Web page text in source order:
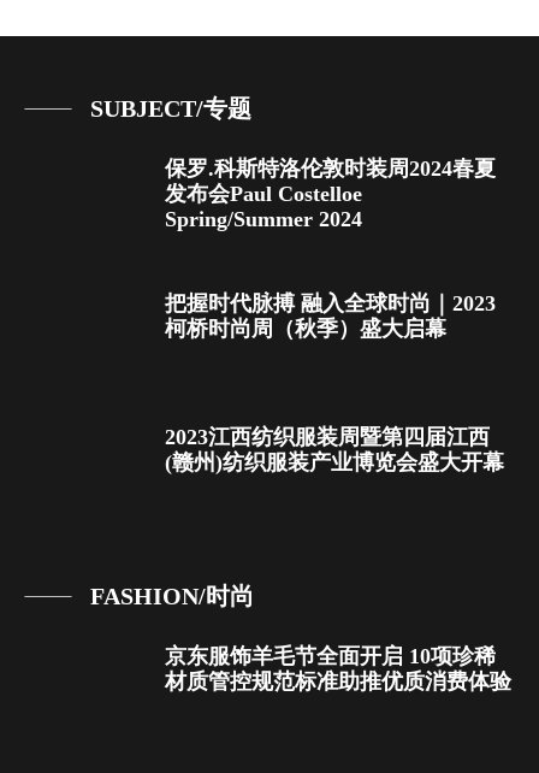
SUBJECT/专题
保罗.科斯特洛伦敦时装周2024春夏
发布会Paul Costelloe
Spring/Summer 2024
把握时代脉搏 融入全球时尚｜2023
柯桥时尚周（秋季）盛大启幕
2023江西纺织服装周暨第四届江西
(赣州)纺织服装产业博览会盛大开幕
FASHION/时尚
京东服饰羊毛节全面开启 10项珍稀
材质管控规范标准助推优质消费体验